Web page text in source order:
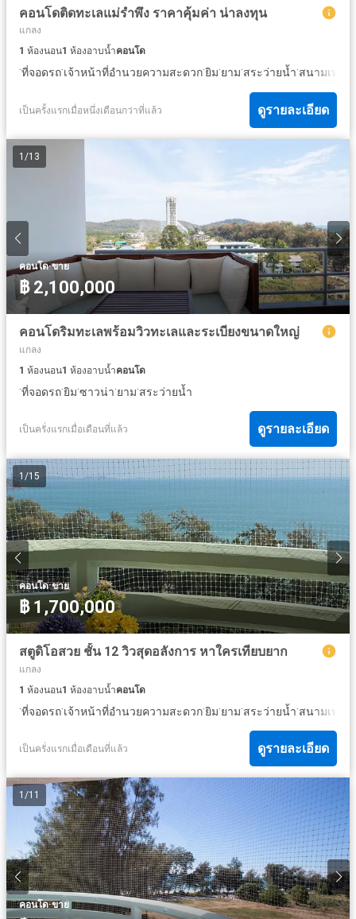
คอนโดติดทะเลแม่รำพึง ราคาคุ้มค่า น่าลงทุน
แกลง
1 ห้องนอน1 ห้องอาบน้ำคอนโด
·ที่จอดรถ·เจ้าหน้าที่อำนวยความสะดวก·ยิม·ยาม·สระว่ายน้ำ·สนามเทน
เป็นครั้งแรกเมื่อหนึ่งเดือนกว่าที่แล้ว ดูรายละเอียด
1 /13
คอนโด·ขาย
฿ 2,100,000
คอนโดริมทะเลพร้อมวิวทะเลและระเบียงขนาดใหญ่
แกลง
1 ห้องนอน1 ห้องอาบน้ำคอนโด
·ที่จอดรถ·ยิม·ซาวน่า·ยาม·สระว่ายน้ำ
เป็นครั่งแรกเมื่อเดือนที่แล้ว ดูรายละเอียด
1 /15
คอนโด·ขาย
฿ 1,700,000
สตูดิโอสวย ชั้น 12 วิวสุดอลังการ หาใครเทียบยาก
แกลง
1 ห้องนอน1 ห้องอาบน้ำคอนโด
·ที่จอดรถ·เจ้าหน้าที่อำนวยความสะดวก·ยิม·ยาม·สระว่ายน้ำ·สนามเทน
เป็นครั่งแรกเมื่อเดือนที่แล้ว ดูรายละเอียด
1 /11
คอนโด·ขาย